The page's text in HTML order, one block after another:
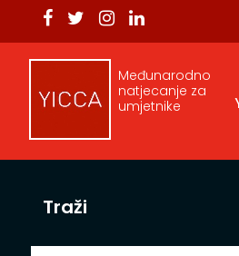
Međunarodno
natjecanje za
umjetnike
Traži